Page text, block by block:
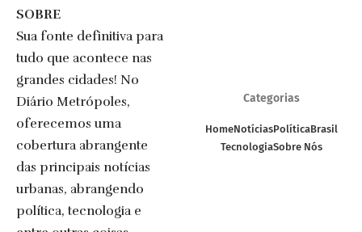
SOBRE
Sua fonte definitiva para
tudo que acontece nas
grandes cidades! No
Diário Metrópoles,
oferecemos uma
cobertura abrangente
das principais notícias
urbanas, abrangendo
política, tecnologia e
Categorias
HomeNotíciasPolíticaBrasil
TecnologiaSobre Nós